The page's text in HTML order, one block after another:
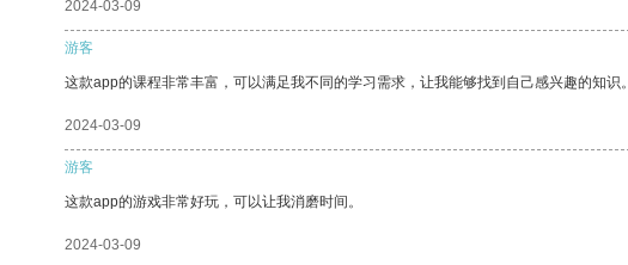
2024-03-09
游客
这款app的课程非常丰富，可以满足我不同的学习需求，让我能够找到自己感兴趣的知识。
2024-03-09
游客
这款app的游戏非常好玩，可以让我消磨时间。
2024-03-09